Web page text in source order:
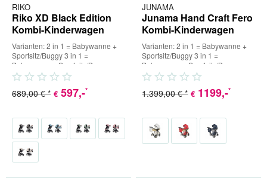
RIKO
Riko XD Black Edition
Kombi-Kinderwagen
Varianten: 2 in 1 = Babywanne +
Sportsitz/Buggy 3 in 1 =
Babywanne + Sportsitz/Buggy +
Babyschale (inkl. Adapter) 4...
€ 597,-*
689,00 € *
JUNAMA
Junama Hand Craft Fero
Kombi-Kinderwagen
Varianten: 2 in 1 = Babywanne +
Sportsitz/Buggy 3 in 1 =
Babywanne + Sportsitz/Buggy +
Babyschale (inkl. Adapter) 4...
€ 1199,-*
1.399,00 € *